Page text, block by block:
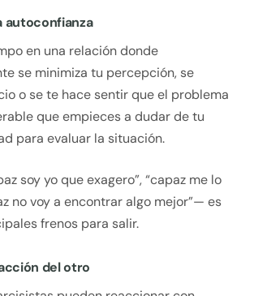
autoconfianza
en una relación donde
se minimiza tu percepción, se
o se te hace sentir que el problema
que empieces a dudar de tu
para evaluar la situación.
soy yo que exagero”, “capaz me lo
no voy a encontrar algo mejor”— es
frenos para salir.
del otro